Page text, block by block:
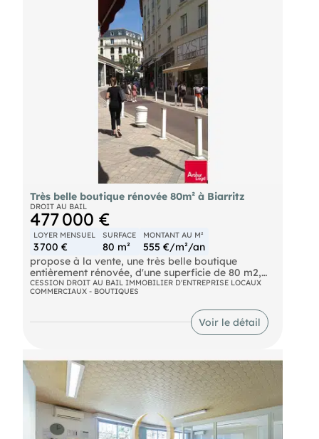
vous recherchez un local en excellent état,
idéalement situé et offrant une forte visibilité, ce
bien est fait pour vous. Plus de renseignements sur
rdv Loyer mensuel: 3 600 € HT/HC Montant du
droit au bail HAI: 416 480 € TTC frais agence
inclus Référence: « Les informations sur les risques
auxquels ce bien est exposé sont disponibles sur
le site Géorisques : ».
Très belle boutique rénovée 80m² à Biarritz
DROIT AU BAIL
477 000 €
LOYER MENSUEL
3 700 €
SURFACE
80 m²
MONTANT AU M²
555 €/m²/an
propose à la vente, une très belle boutique
entièrement rénovée, d'une superficie de 80 m2,
composéE de :
- RDC : Achat et vente d'articles (arts de table,
ameublement, décoration, chaussures et
- Arrière-boutique
Possibilité d'une déspécialisation de bail tout
commerce : Loyer 4.700 €
Prix de vente : 477.000 € FAI TTC
CESSION DROIT AU BAIL IMMOBILIER D'ENTREPRISE LOCAUX
COMMERCIAUX - BOUTIQUES
Voir le détail